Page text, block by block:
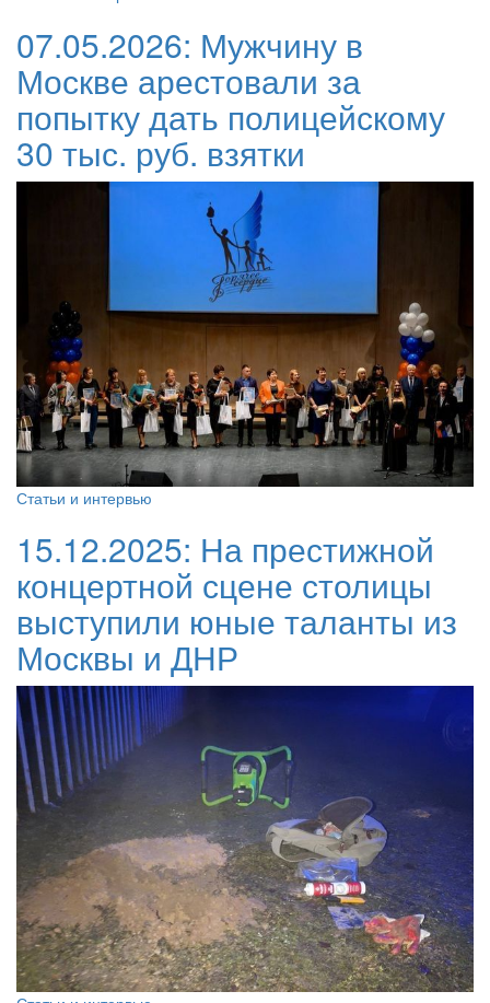
07.05.2026: Мужчину в
Москве арестовали за
попытку дать полицейскому
30 тыс. руб. взятки
Статьи и интервью
15.12.2025: На престижной
концертной сцене столицы
выступили юные таланты из
Москвы и ДНР